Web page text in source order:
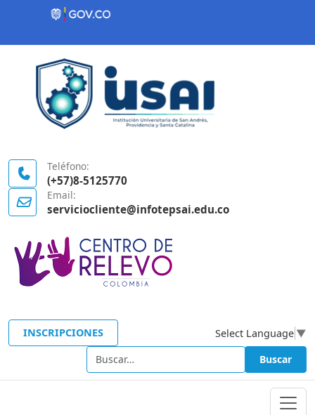
Contenido inicial
Teléfono:
(+57)8-5125770
Email:
serviciocliente@infotepsai.edu.co
INSCRIPCIONES Select Language ▼
Buscar Buscar